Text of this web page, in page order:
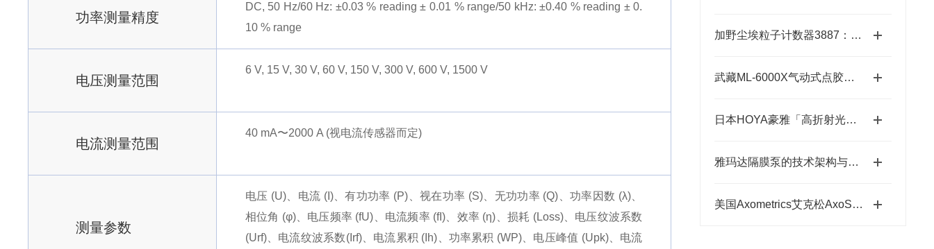
加野尘埃粒子计数器3887：洁净环境中的“微观哨兵”与洁净度“审计官”
武藏ML-6000X气动式点胶机维护体系：从预防性保养到智能运维
日本HOYA豪雅「高折射光学引擎」—2.0超高清折射率-总代理藤田光学
雅玛达隔膜泵的技术架构与工业流体输送应用领域
美国Axometrics艾克松AxoScan穆勒矩阵/旋光仪
功率测量精度
DC, 50 Hz/60 Hz: ±0.03 % reading ± 0.01 % range/50 kHz: ±0.40 % reading ± 0.
10 % range
电压测量范围
6 V, 15 V, 30 V, 60 V, 150 V, 300 V, 600 V, 1500 V
电流测量范围
40 mA〜2000 A (视电流传感器而定)
测量参数
电压 (U)、电流 (I)、有功功率 (P)、视在功率 (S)、无功功率 (Q)、功率因数 (λ)、
相位角 (φ)、电压频率 (fU)、电流频率 (fI)、效率 (η)、损耗 (Loss)、电压纹波系数
(Urf)、电流纹波系数(Irf)、电流累积 (Ih)、功率累积 (WP)、电压峰值 (Upk)、电流